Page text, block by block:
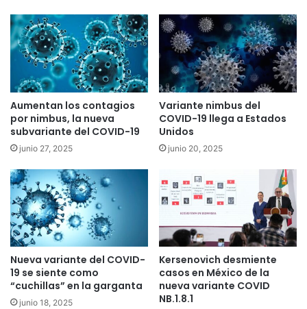
Aumentan los contagios
por nimbus, la nueva
subvariante del COVID-19
junio 27, 2025
Variante nimbus del
COVID-19 llega a Estados
Unidos
junio 20, 2025
Nueva variante del COVID-
19 se siente como
“cuchillas” en la garganta
junio 18, 2025
Kersenovich desmiente
casos en México de la
nueva variante COVID
NB.1.8.1